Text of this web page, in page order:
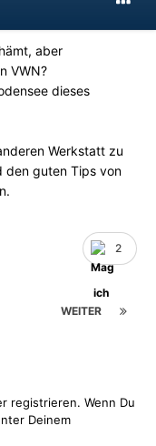
aber
VWN?
dieses
Werkstatt zu
den guten Tips von
2
WEITER
registrieren. Wenn Du
Deinem